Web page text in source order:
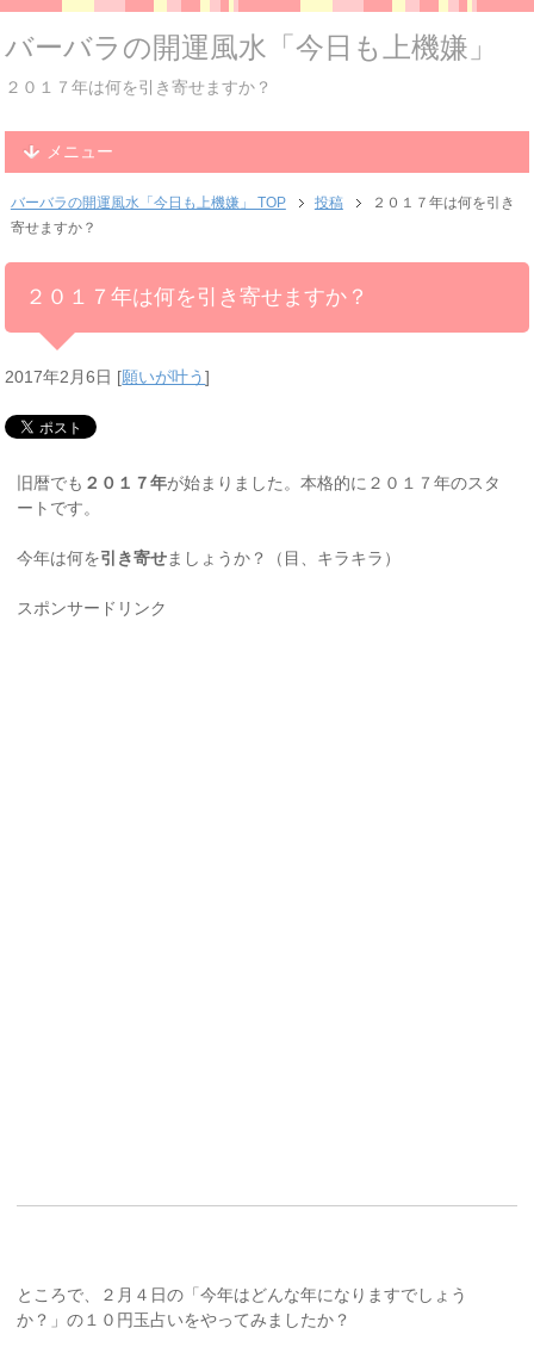
バーバラの開運風水「今日も上機嫌」
２０１７年は何を引き寄せますか？
メニュー
バーバラの開運風水「今日も上機嫌」 TOP 投稿
２０１７年は何を引き
寄せますか？
２０１７年は何を引き寄せますか？
2017年2月6日 [願いが叶う]
旧暦でも ２０１７年が始まりました。本格的に２０１７年のスタ
ートです。
今年は何を引き寄せましょうか？（目、キラキラ）
スポンサードリンク
ところで、２月４日の「今年はどんな年になりますでしょう
か？」の１０円玉占いをやってみましたか？